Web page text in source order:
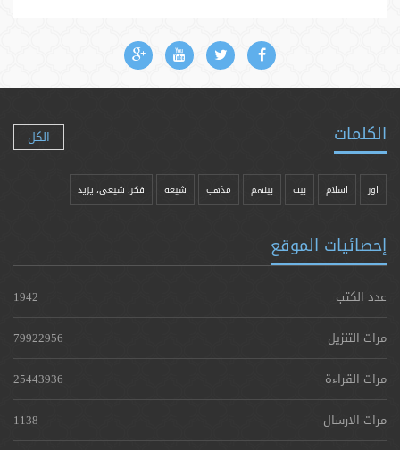
الكلمات الكل
اور اسلام بیت بينهم مذهب شيعه فکر، شیعی، یزيد
إحصائيات الموقع
عدد الكتب
1942
مرات التنزيل
79922956
مرات القراءة
25443936
مرات الارسال
1138